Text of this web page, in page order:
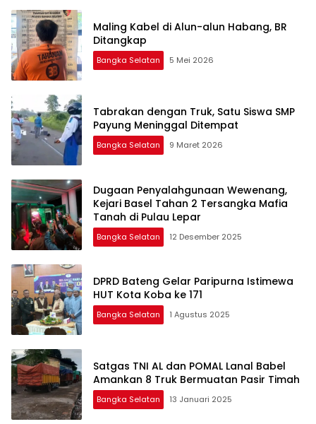
Maling Kabel di Alun-alun Habang, BR
Ditangkap
Bangka Selatan 5 Mei 2026
Tabrakan dengan Truk, Satu Siswa SMP
Payung Meninggal Ditempat
Bangka Selatan 9 Maret 2026
Dugaan Penyalahgunaan Wewenang,
Kejari Basel Tahan 2 Tersangka Mafia
Tanah di Pulau Lepar
Bangka Selatan 12 Desember 2025
DPRD Bateng Gelar Paripurna Istimewa
HUT Kota Koba ke 171
Bangka Selatan 1 Agustus 2025
Satgas TNI AL dan POMAL Lanal Babel
Amankan 8 Truk Bermuatan Pasir Timah
Bangka Selatan 13 Januari 2025